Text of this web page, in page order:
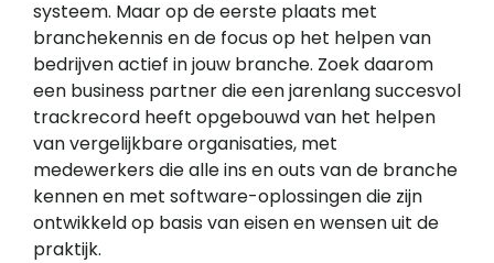
systeem. Maar op de eerste plaats met
branchekennis en de focus op het helpen van
bedrijven actief in jouw branche. Zoek daarom
een business partner die een jarenlang succesvol
trackrecord heeft opgebouwd van het helpen
van vergelijkbare organisaties, met
medewerkers die alle ins en outs van de branche
kennen en met software-oplossingen die zijn
ontwikkeld op basis van eisen en wensen uit de
praktijk.